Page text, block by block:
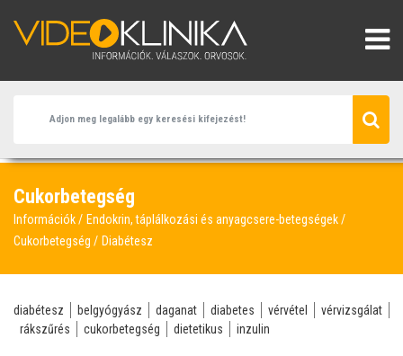
Cukorbetegség
Információk
Endokrin, táplálkozási és anyagcsere-betegségek
Cukorbetegség
Diabétesz
diabétesz belgyógyász daganat diabetes vérvétel
vérvizsgálat
rákszűrés
cukorbetegség dietetikus inzulin